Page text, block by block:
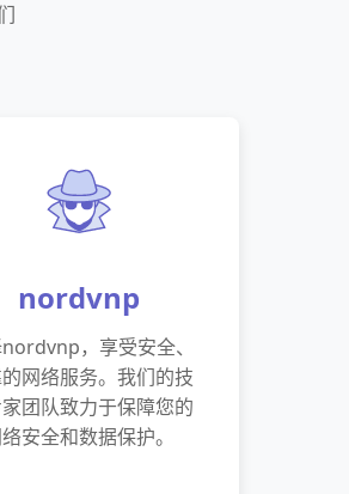
nordvnp
，享受安全、
网络服务。我们的技
团队致力于保障您的
安全和数据保护。